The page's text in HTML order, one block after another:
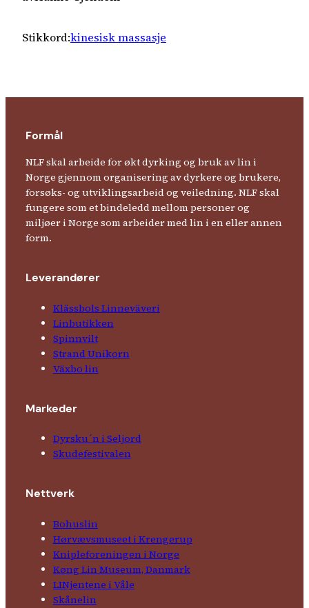
Stikkord:kinesisk massasje
Formål
NLF skal arbeide for økt dyrking og bruk av lin i
Norge gjennom organisering av dyrkere og brukere,
forsøks- og utviklingsarbeid og veiledning. NLF skal
fungere som et bindeledd mellom personer og
miljøer i Norge som arbeider med lin i en eller annen
form.
Leverandører
Klässbols Linne­väveri
Linbutikken
Spinnvilt
Strand Unikorn
Växbo lin
Markeder
Dyrsku´n i Seljord
Skude­fes­tivalen
Nettverk
Bohuslin
Hørvævs­museet i Krengerup
Kniple­foreningen i Norge
Køng Lin Museum, Danmark
LINjentene i Våle
Skånelin